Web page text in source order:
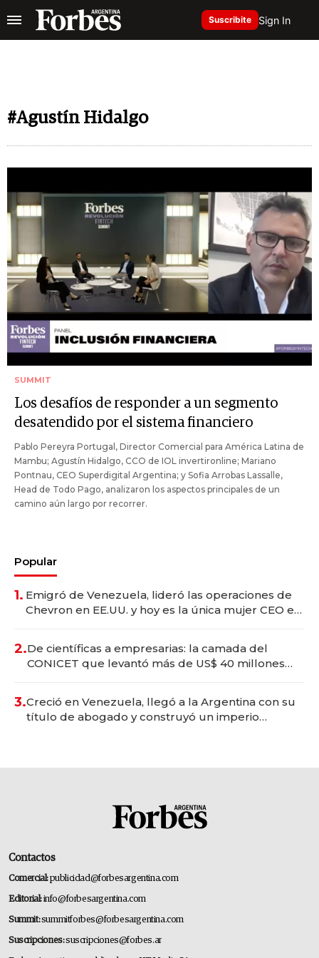
Suscribite Sign In
#Agustín Hidalgo
SUMMIT
Los desafíos de responder a un segmento
desatendido por el sistema financiero
Pablo Pereyra Portugal, Director Comercial para América Latina de
Mambu; Agustín Hidalgo, CCO de IOL invertironline; Mariano
Pontnau, CEO Superdigital Argentina; y Sofia Arrobas Lassalle,
Head de Todo Pago, analizaron los aspectos principales de un
camino aún largo por recorrer.
Popular
1. Emigró de Venezuela, lideró las operaciones de
Chevron en EE.UU. y hoy es la única mujer CEO en
2.De científicas a empresarias: la camada del
CONICET que levantó más de US$ 40 millones
3.Creció en Venezuela, llegó a la Argentina con su
título de abogado y construyó un imperio
Contactos
Comercial:publicidad@forbesargentina.com
Editorial:info@forbesargentina.com
Summit:summitforbes@forbesargentina.com
Suscripciones:suscripciones@forbes.ar